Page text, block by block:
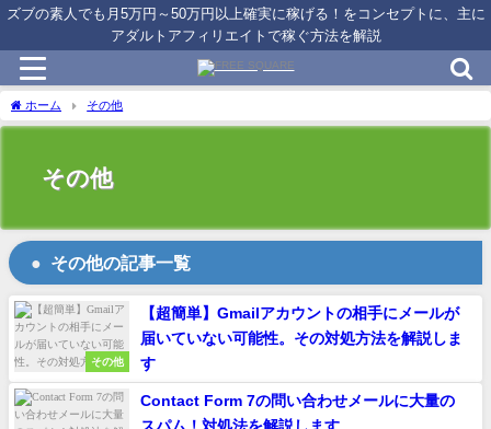
ズブの素人でも月5万円～50万円以上確実に稼げる！をコンセプトに、主に
アダルトアフィリエイトで稼ぐ方法を解説
ホーム その他
その他
その他の記事一覧
その他
【超簡単】Gmailアカウントの相手にメールが
届いていない可能性。その対処方法を解説しま
す
Contact Form 7の問い合わせメールに大量の
スパム！対処法を解説します